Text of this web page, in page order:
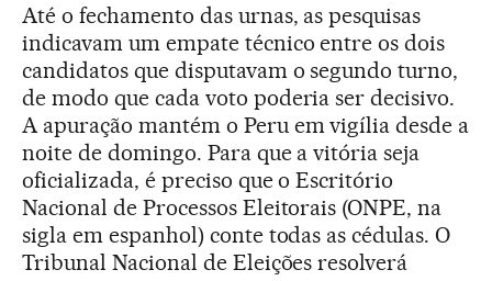
Até o fechamento das urnas, as pesquisas
indicavam um empate técnico entre os dois
candidatos que disputavam o segundo turno,
de modo que cada voto poderia ser decisivo.
A apuração mantém o Peru em vigília desde a
noite de domingo. Para que a vitória seja
oficializada, é preciso que o Escritório
Nacional de Processos Eleitorais (ONPE, na
sigla em espanhol) conte todas as cédulas. O
Tribunal Nacional de Eleições resolverá